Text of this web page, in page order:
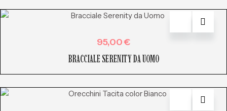
95,00€
BRACCIALE SERENITY DA UOMO